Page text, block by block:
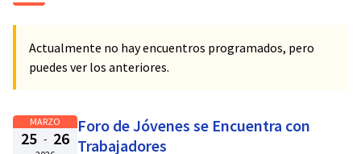
Actualmente no hay encuentros programados, pero
puedes ver los anteriores.
MARZO
25 - 26
Foro de Jóvenes se Encuentra con
Trabajadores